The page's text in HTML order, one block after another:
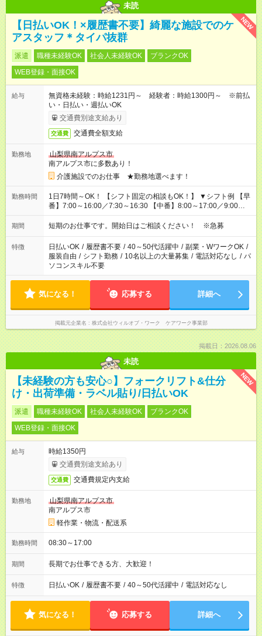
未読
NEW
【日払いOK！×履歴書不要】綺麗な施設でのケ
アスタッフ＊タイパ抜群
派遣 職種未経験OK 社会人未経験OK
ブランクOK
WEB登録・面接OK
給与
無資格未経験：時給1231円～ 経験者：時給1300円～ ※前払
い・日払い・週払いOK
交通費別途支給あり
交通費 交通費全額支給
勤務地
山梨県南アルプス市
南アルプス市に多数あり！
介護施設でのお仕事 ★勤務地選べます！
勤務時間
1日7時間～OK！ 【シフト固定の相談もOK！】 ▼シフト例 【早
番】7:00～16:00／7:30～16:30 【中番】8:00～17:00／9:00～
18:00 【遅番】11:00～20:00／13:00～22:00
期間 短期のお仕事です。開始日はご相談ください！ ※急募
特徴 日払いOK / 履歴書不要 / 40～50代活躍中 / 副業・WワークOK /
服装自由 / シフト勤務 / 10名以上の大量募集 / 電話対応なし / パ
ソコンスキル不要
気になる！ 応募する 詳細へ
掲載元企業名 株式会社ウィルオブ・ワーク ケアワーク事業部
掲載日：2026.08.06
未読
NEW
【未経験の方も安心○】フォークリフト&仕分
け・出荷準備・ラベル貼り/日払いOK
派遣 職種未経験OK 社会人未経験OK
ブランクOK
WEB登録・面接OK
給与
時給1350円
交通費別途支給あり
交通費 交通費規定内支給
勤務地
山梨県南アルプス市
南アルプス市
軽作業・物流・配送系
勤務時間 08:30～17:00
期間 長期でお仕事できる方、大歓迎！
特徴 日払いOK / 履歴書不要 / 40～50代活躍中 / 電話対応なし
気になる！ 応募する 詳細へ